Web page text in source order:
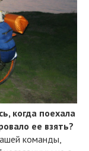
когда поехала
ее взять?
команды,